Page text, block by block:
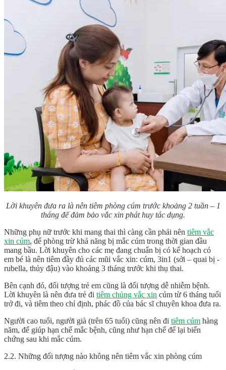
Lời khuyên đưa ra là nên tiêm phòng cúm trước khoảng 2 tuần – 1
tháng để đảm bảo vắc xin phát huy tác dụng.
Những phụ nữ trước khi mang thai thì càng cần phải nên tiêm vắc
xin cúm, để phòng trừ khả năng bị mắc cúm trong thời gian đầu
mang bầu. Lời khuyên cho các mẹ đang chuẩn bị có kế hoạch có
em bé là nên tiêm đầy đủ các mũi vắc xin: cúm, 3in1 (sởi – quai bị -
rubella, thủy đậu) vào khoảng 3 tháng trước khi thụ thai.
Bên cạnh đó, đối tượng trẻ em cũng là đối tượng dễ nhiễm bệnh.
Lời khuyên là nên đưa trẻ đi tiêm chủng vắc xin cúm từ 6 tháng tuổi
trở đi, và tiêm theo chỉ định, phác đồ của bác sĩ chuyên khoa đưa ra.
Người cao tuổi, người già (trên 65 tuổi) cũng nên đi tiêm cúm hàng
năm, để giúp hạn chế mắc bệnh, cũng như hạn chế để lại biến
chứng sau khi mắc cúm.
2.2. Những đối tượng nào không nên tiêm vắc xin phòng cúm